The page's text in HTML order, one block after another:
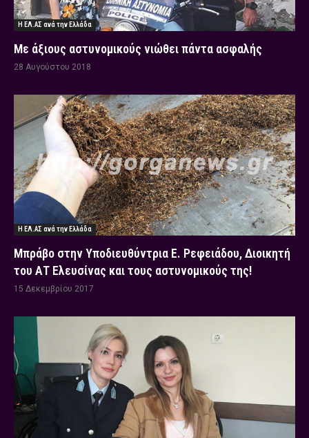
Η ΕΛ.ΑΣ ανά την Ελλάδα
Με άξιους αστυνομικούς νιώθει πάντα ασφαλής
28 Αυγούστου 2018
Η ΕΛ.ΑΣ ανά την Ελλάδα
Μπράβο στην Υποδιευθύντρια Ε. Ρεφειάδου, Διοικητή
του ΑΤ Ελευσίνας και τους αστυνομικούς της!
15 Δεκεμβρίου 2017